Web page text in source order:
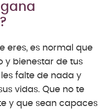
eres, es normal que
y bienestar de tus
falte de nada y
vidas. Que no te
y que sean capaces